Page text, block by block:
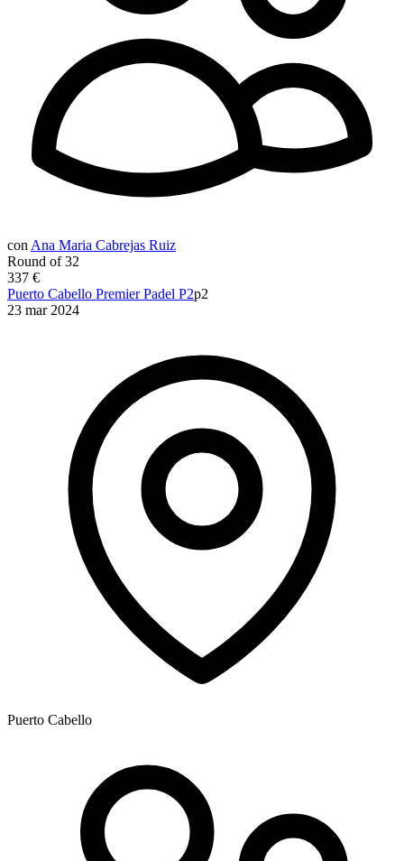
con Ana Maria Cabrejas Ruiz
Round of 32
337 €
Puerto Cabello Premier Padel P2p2
23 mar 2024
Puerto Cabello